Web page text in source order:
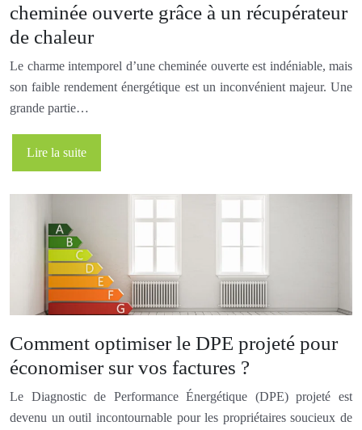
cheminée ouverte grâce à un récupérateur
de chaleur
Le charme intemporel d’une cheminée ouverte est indéniable, mais
son faible rendement énergétique est un inconvénient majeur. Une
grande partie…
Lire la suite
Comment optimiser le DPE projeté pour
économiser sur vos factures ?
Le Diagnostic de Performance Énergétique (DPE) projeté est
devenu un outil incontournable pour les propriétaires soucieux de